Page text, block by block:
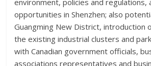
opportunities in Shenzhen; also
Guangming New District, introduction
the existing industrial clusters and
with Canadian government officials,
associations representatives and